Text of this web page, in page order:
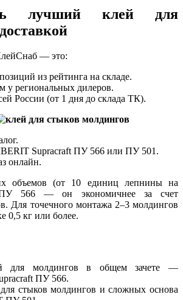
лучший клей для
— это:
из рейтинга на складе.
у региональных дилеров.
России (от 1 дня до склада ТК).
Supracraft ПУ 566 или ПУ 501.
онлайн.
объемов (от 10 единиц лепнины на
ПУ 566 — он экономичнее за счет
Для точечного монтажа 2–3 молдингов
0,5 кг или более.
для молдингов в общем зачете —
ПУ 566.
стыков молдингов и сложных основа